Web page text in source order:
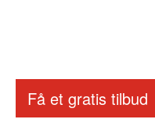
Få et gratis tilbud